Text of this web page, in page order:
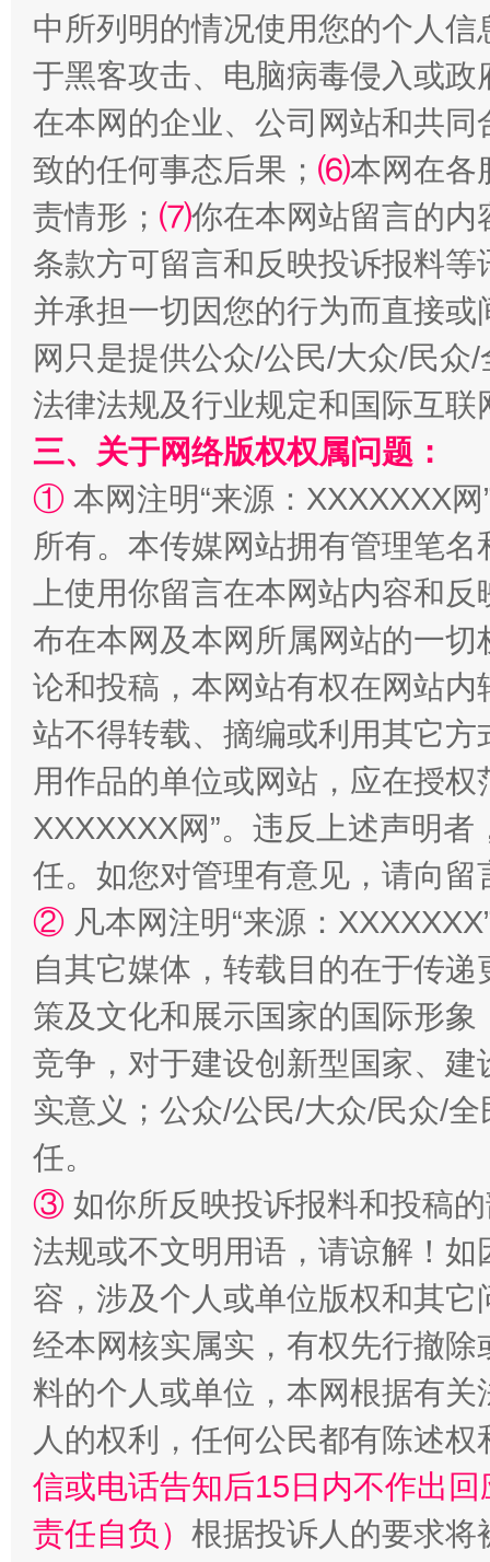
全民健身五年计划来了！等你上场
阿坝州三大球赛在茂县开幕
扯下公款旅游的“隐身衣” 如何以
“蜀中异人”王建安的艺术幻境
中所列明的情况使用您的个人
于黑客攻击、电脑病毒侵入或
在本网的企业、公司网站和共
致的任何事态后果； ⑹本网在各
责情形； ⑺你在本网站留言的内
条款方可留言和反映投诉报料
并承担一切因您的行为而直接
网只是提供公众/公民/大众/民
法律法规及行业规定和国际互
三、关于网络版权权属问题：
① 本网注明“来源：XXXXXXX
所有。本传媒网站拥有管理笔
上使用你留言在本网站内容和
布在本网及本网所属网站的一
论和投稿，本网站有权在网站
站不得转载、摘编或利用其它
用作品的单位或网站，应在授
XXXXXXX网”。违反上述声明
任。如您对管理有意见，请向
② 凡本网注明“来源：
自其它媒体，转载目的在于传
策及文化和展示国家的国际形
竞争，对于建设创新型国家、
实意义；公众/公民/大众/民众/
任。
③ 如你所反映投诉报料和投稿
法规或不文明用语，请谅解！
容，涉及个人或单位版权和其它
经本网核实属实，有权先行撤
料的个人或单位，本网根据有
人的权利，任何公民都有陈述
信或电话告知后15日内不作出
责任自负） 根据投诉人的要求将